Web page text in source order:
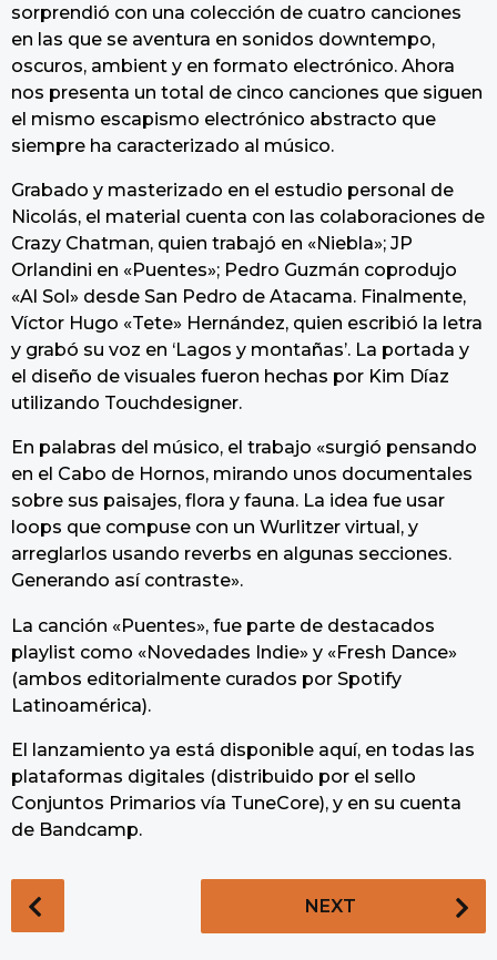
sorprendió con una colección de cuatro canciones
en las que se aventura en sonidos downtempo,
oscuros, ambient y en formato electrónico. Ahora
nos presenta un total de cinco canciones que siguen
el mismo escapismo electrónico abstracto que
siempre ha caracterizado al músico.
Grabado y masterizado en el estudio personal de
Nicolás, el material cuenta con las colaboraciones de
Crazy Chatman, quien trabajó en «Niebla»; JP
Orlandini en «Puentes»; Pedro Guzmán coprodujo
«Al Sol» desde San Pedro de Atacama. Finalmente,
Víctor Hugo «Tete» Hernández, quien escribió la letra
y grabó su voz en ‘Lagos y montañas’. La portada y
el diseño de visuales fueron hechas por Kim Díaz
utilizando Touchdesigner.
En palabras del músico, el trabajo «surgió pensando
en el Cabo de Hornos, mirando unos documentales
sobre sus paisajes, flora y fauna. La idea fue usar
loops que compuse con un Wurlitzer virtual, y
arreglarlos usando reverbs en algunas secciones.
Generando así contraste».
La canción «Puentes», fue parte de destacados
playlist como «Novedades Indie» y «Fresh Dance»
(ambos editorialmente curados por Spotify
Latinoamérica).
El lanzamiento ya está disponible aquí, en todas las
plataformas digitales (distribuido por el sello
Conjuntos Primarios vía TuneCore), y en su cuenta
de Bandcamp.
o
NEXT